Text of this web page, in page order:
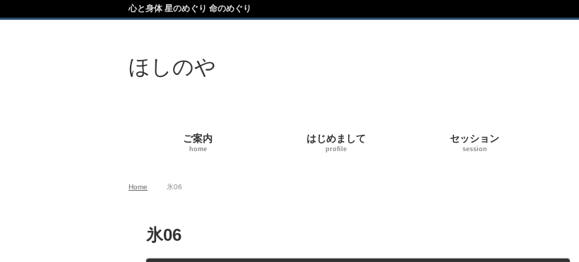
ほしのや
ご案内
home
はじめまして
profile
セッション
session
心と身体 星のめぐり 命のめぐり
Home 氷06
氷06